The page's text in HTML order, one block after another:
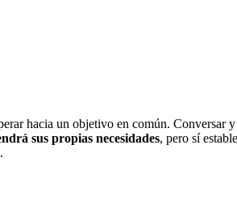
hacia un objetivo en común. Conversar
sus propias necesidades, pero sí